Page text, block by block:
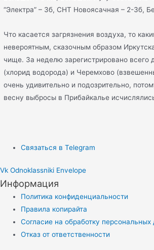
“Электра” – 3б, СНТ Новоясачная – 2-3б,
Что касается загрязнения воздуха, то
невероятным, сказочным образом
чище. За неделю зарегистрировано всего
(хлорид водорода) и Черемхово
очень удивительно и подозрительно,
весну выбросы в Прибайкалье
Связаться в Telegram
Vk Odnoklassniki Envelope
Информация
Политика конфиденциальности
Правила копирайта
Согласие на обработку персональных
Отказ от ответственности